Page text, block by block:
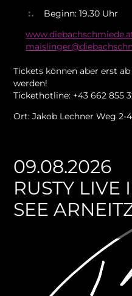
09.08.2026
RUSTY LIVE
SEE
Beginn: 19.30 Uhr
Tickets können aber erst
werden!
Tickethotline: +43 662 855
Ort: Jakob Lechner Weg 2-